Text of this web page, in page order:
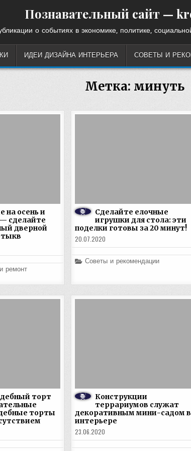
Познавательный сайт —
о событиях в экономике, политике,
ИДЕИ ДИЗАЙНА ИНТЕРЬЕРА СОВЕТЫ И
Метка: минуть
на осень и
сделайте
дверной
ремонт
Сделайте елочные
игрушки для стола: эти
поделки готовы за 20 минут!
20.07.2020
Posted
Советы и рекомендации
торт
торты
Конструкции
террариумов служат
декоративным мини-садом в
интерьере
23.06.2020